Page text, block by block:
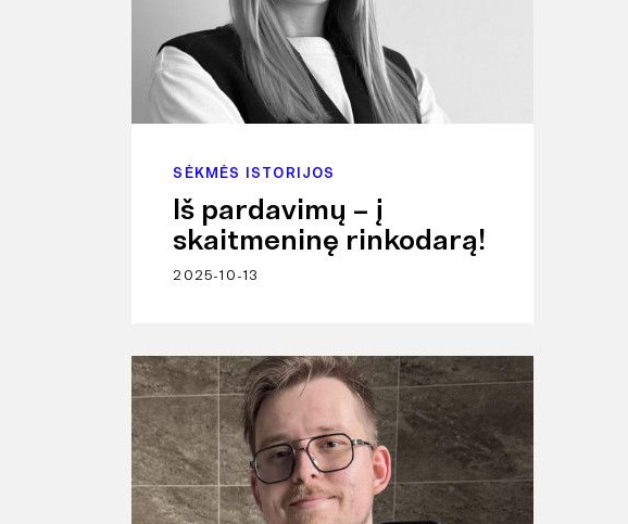
SĖKMĖS ISTORIJOS
Iš pardavimų – į
skaitmeninę rinkodarą!
2025-10-13